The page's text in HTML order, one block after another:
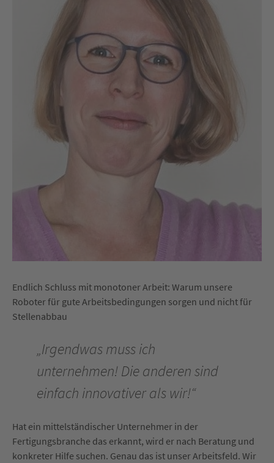
Endlich Schluss mit monotoner Arbeit: Warum unsere
Roboter für gute Arbeitsbedingungen sorgen und nicht für
Stellenabbau
„Irgendwas muss ich
unternehmen! Die anderen sind
einfach innovativer als wir!“
Hat ein mittelständischer Unternehmer in der
Fertigungsbranche das erkannt, wird er nach Beratung und
konkreter Hilfe suchen. Genau das ist unser Arbeitsfeld. Wir